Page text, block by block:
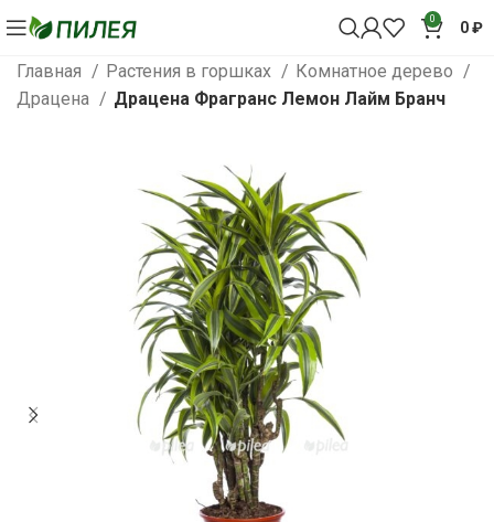
0 0₽
Главная Растения в горшках
Комнатное дерево
Драцена
Драцена Фрагранс Лемон Лайм Бранч